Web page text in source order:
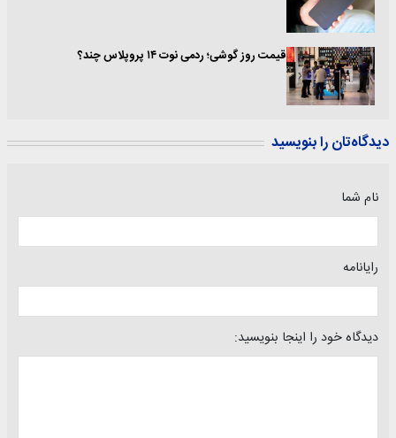
قیمت روز گوشی؛ ردمی نوت ۱۴ پروپلاس چند؟
دیدگاه‌تان را بنویسید
نام شما
رایانامه
دیدگاه خود را اینجا بنویسید: